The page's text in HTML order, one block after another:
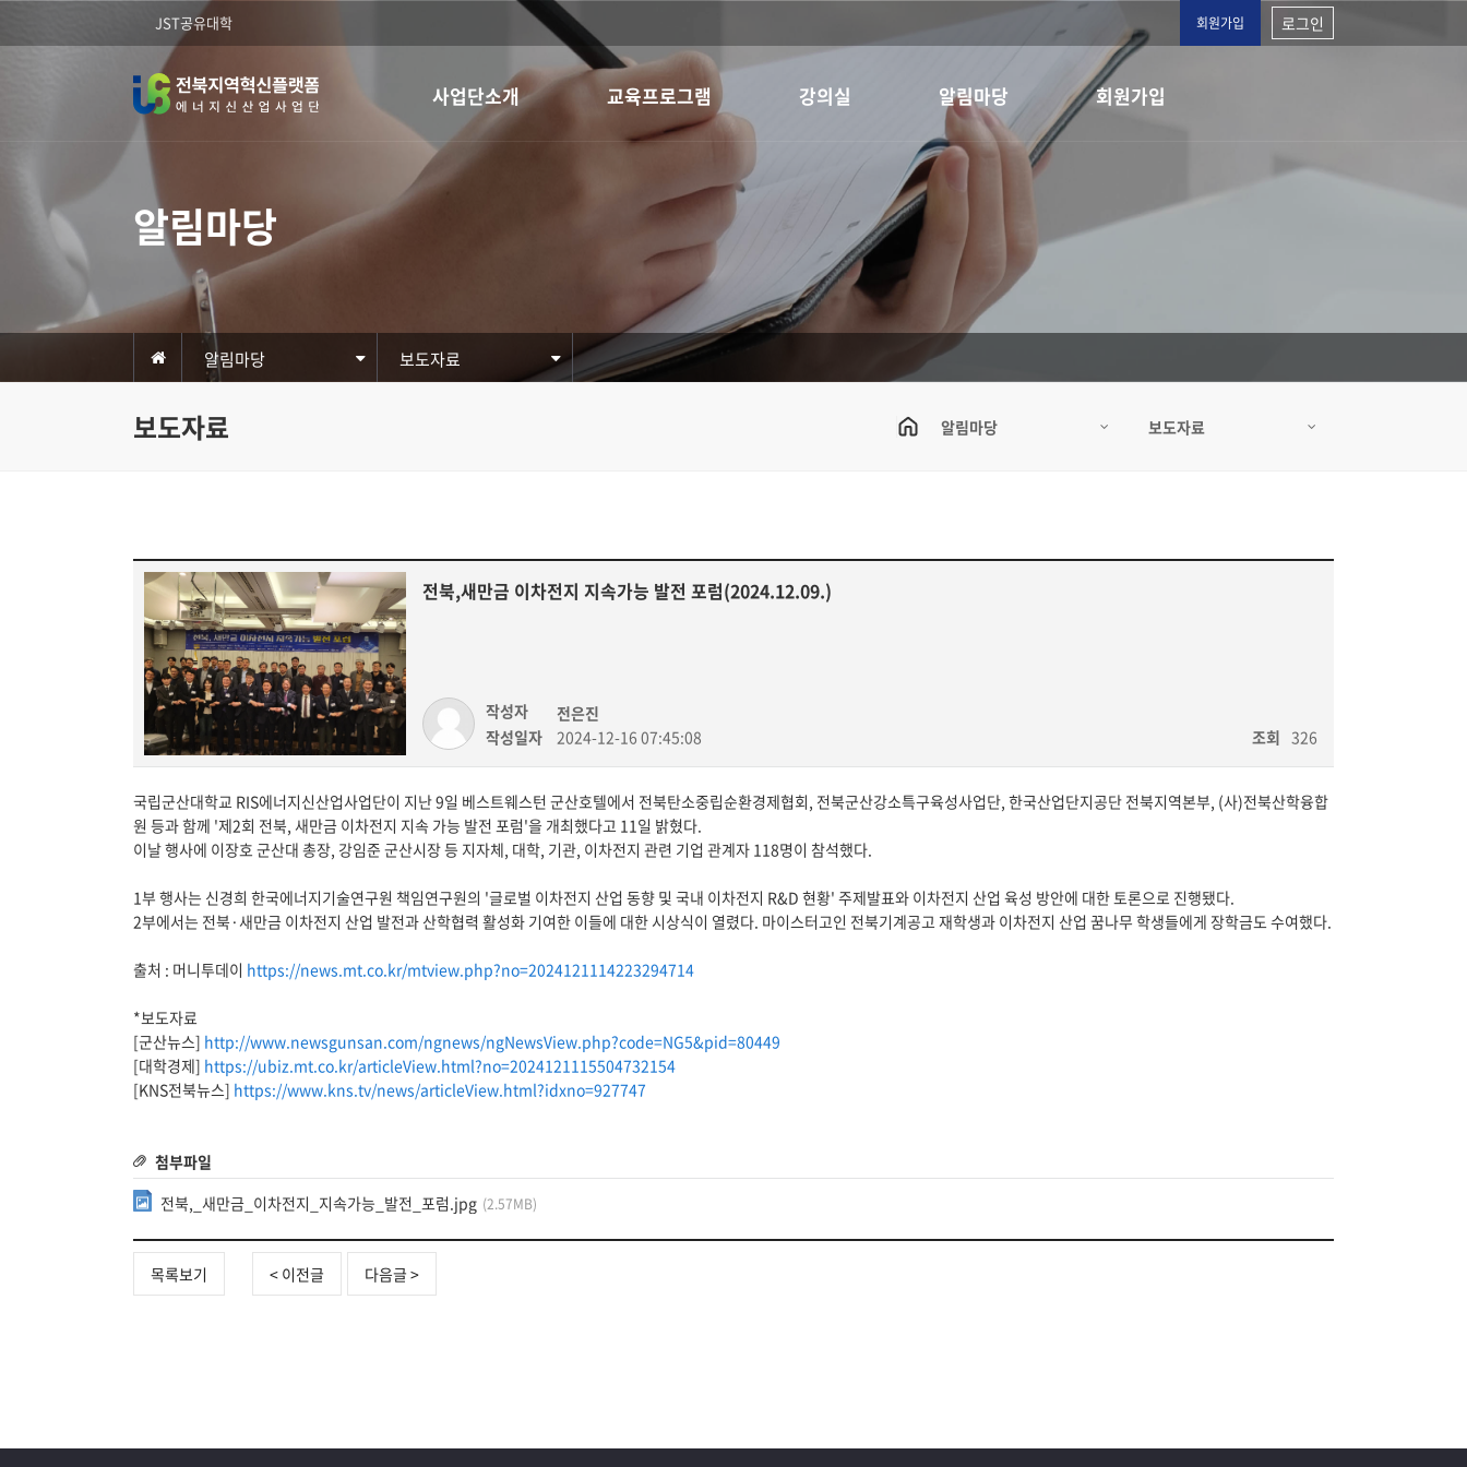
JST공유대학 회원가입 로그인
사업단소개 교육프로그램 강의실 알림마당 회원가입
알림마당
알림마당 보도자료
보도자료 알림마당 보도자료
전북,새만금 이차전지 지속가능 발전 포럼(2024.12.09.)
작성자
전은진
작성일자
2024-12-16 07:45:08 조회 326
국립군산대학교 RIS에너지신산업사업단이 지난 9일 베스트웨스턴 군산호텔에서 전북탄소중립순환경제협회, 전북군산강소특구육성사업단, 한국산업단지공단 전북지역본부, (사)전북산학융합
원 등과 함께 '제2회 전북, 새만금 이차전지 지속 가능 발전 포럼'을 개최했다고 11일 밝혔다.
이날 행사에 이장호 군산대 총장, 강임준 군산시장 등 지자체, 대학, 기관, 이차전지 관련 기업 관계자 118명이 참석했다.
1부 행사는 신경희 한국에너지기술연구원 책임연구원의 '글로벌 이차전지 산업 동향 및 국내 이차전지 R&D 현황' 주제발표와 이차전지 산업 육성 방안에 대한 토론으로 진행됐다.
2부에서는 전북·새만금 이차전지 산업 발전과 산학협력 활성화 기여한 이들에 대한 시상식이 열렸다. 마이스터고인 전북기계공고 재학생과 이차전지 산업 꿈나무 학생들에게 장학금도 수여했다.
출처 : 머니투데이 https://news.mt.co.kr/mtview.php?no=2024121114223294714
*보도자료
[군산뉴스] http://www.newsgunsan.com/ngnews/ngNewsView.php?code=NG5&pid=80449
[대학경제] https://ubiz.mt.co.kr/articleView.html?no=2024121115504732154
[KNS전북뉴스] https://www.kns.tv/news/articleView.html?idxno=927747
첨부파일
(2.57MB)
전북,_새만금_이차전지_지속가능_발전_포럼.jpg
목록보기 < 이전글 다음글 >